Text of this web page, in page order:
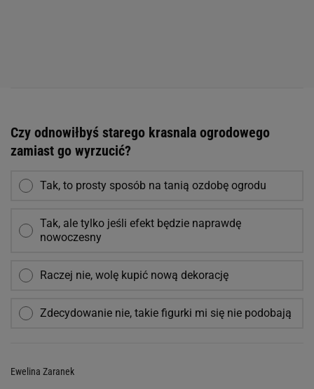
Czy odnowiłbyś starego krasnala ogrodowego
zamiast go wyrzucić?
Tak, to prosty sposób na tanią ozdobę ogrodu
Tak, ale tylko jeśli efekt będzie naprawdę
nowoczesny
Raczej nie, wolę kupić nową dekorację
Zdecydowanie nie, takie figurki mi się nie podobają
Ewelina Zaranek